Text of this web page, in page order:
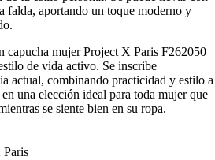
falda, aportando un toque moderno y
capucha mujer Project X Paris F262050
de vida activo. Se inscribe
actual, combinando practicidad y estilo a
una elección ideal para toda mujer que
se siente bien en su ropa.
Paris